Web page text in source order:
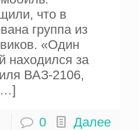
что в
группа из
«Один
находился за
ВАЗ-2106,
0 Далее